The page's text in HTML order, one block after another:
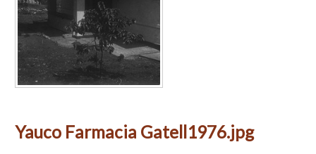
Yauco Farmacia Gatell1976.jpg